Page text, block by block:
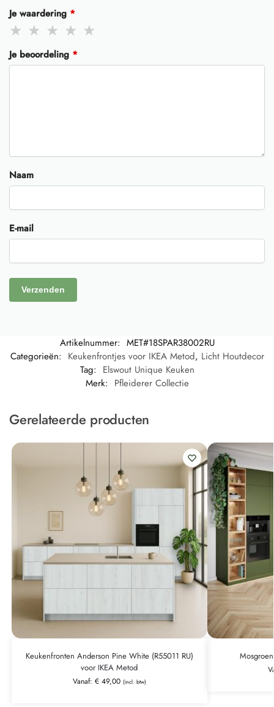
Je waardering *
Je beoordeling *
Naam
E-mail
Artikelnummer: MET#18SPAR38002RU
Categorieën: Keukenfrontjes voor IKEA Metod, Licht Houtdecor
Tag: Elswout Unique Keuken
Merk: Pfleiderer Collectie
Gerelateerde producten
Keukenfronten Anderson Pine White (R55011 RU)
voor IKEA Metod
Vanaf: €49,00 (incl. btw)